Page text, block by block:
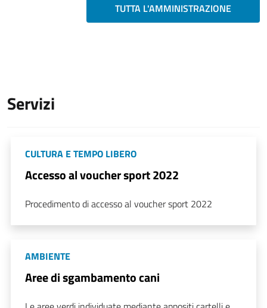
TUTTA L'AMMINISTRAZIONE
Servizi
CULTURA E TEMPO LIBERO
Accesso al voucher sport 2022
Procedimento di accesso al voucher sport 2022
AMBIENTE
Aree di sgambamento cani